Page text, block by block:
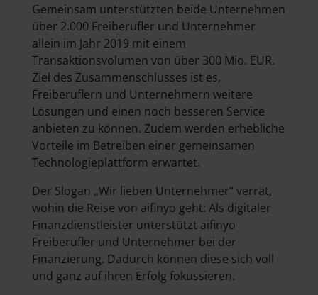
Gemeinsam unterstützten beide Unternehmen
über 2.000 Freiberufler und Unternehmer
allein im Jahr 2019 mit einem
Transaktionsvolumen von über 300 Mio. EUR.
Ziel des Zusammenschlusses ist es,
Freiberuflern und Unternehmern weitere
Lösungen und einen noch besseren Service
anbieten zu können. Zudem werden erhebliche
Vorteile im Betreiben einer gemeinsamen
Technologieplattform erwartet.
Der Slogan „Wir lieben Unternehmer“ verrät,
wohin die Reise von aifinyo geht: Als digitaler
Finanzdienstleister unterstützt aifinyo
Freiberufler und Unternehmer bei der
Finanzierung. Dadurch können diese sich voll
und ganz auf ihren Erfolg fokussieren.